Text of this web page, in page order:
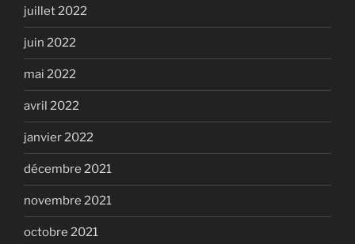
juillet 2022
juin 2022
mai 2022
avril 2022
janvier 2022
décembre 2021
novembre 2021
octobre 2021